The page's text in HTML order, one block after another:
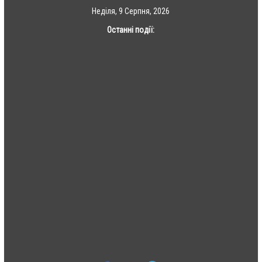
Неділя, 9 Серпня, 2026
Останні події: